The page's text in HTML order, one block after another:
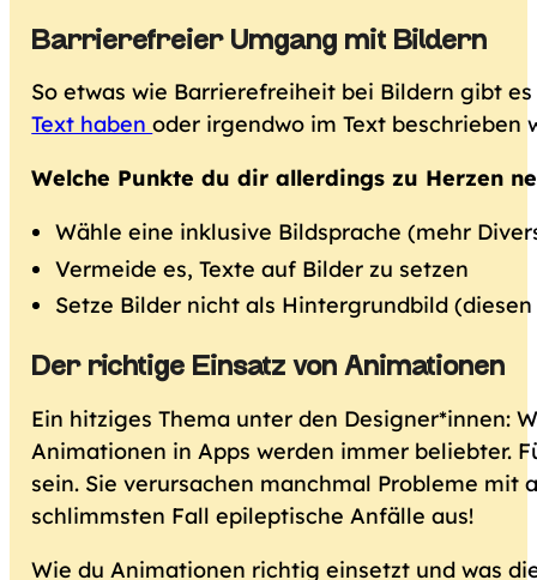
Barrierefreier Umgang mit Bildern
So etwas wie Barrierefreiheit bei Bildern gibt
Text habenoder irgendwo im Text beschrieben
Welche Punkte du dir allerdings zu Herzen
Wähle eine inklusive Bildsprache (mehr
Vermeide es, Texte auf Bilder zu setzen
Setze Bilder nicht als Hintergrundbild
Der richtige Einsatz von Animationen
Ein hitziges Thema unter den Designer*innen:
Animationen in Apps werden immer beliebter.
sein. Sie verursachen manchmal Probleme
schlimmsten Fall epileptische Anfälle aus!
Wie du Animationen richtig einsetzt und was